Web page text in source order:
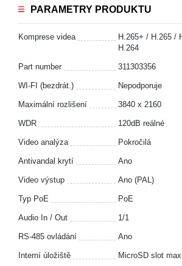
PARAMETRY PRODUKTU
Komprese videa
H.265+ / H.265 /
H.264
Part number 311303356
WI-FI (bezdrát.) Nepodporuje
Maximální rozlišení 3840 x 2160
WDR 120dB reálné
Video analýza Pokročilá
Antivandal krytí Ano
Video výstup Ano (PAL)
Typ PoE PoE
Audio In / Out 1/1
RS-485 ovládání Ano
Interní úložiště MicroSD slot